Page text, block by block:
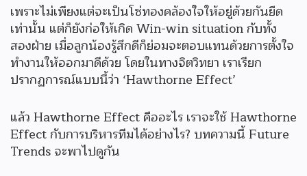
เพราะไม่เพียงแต่จะเป็นโซ่ทองคล้องใจให้อยู่ด้วยกันยืด
เท่านั้น แต่ก็ยังก่อให้เกิด Win-win situation กับทั้ง
สองฝ่าย เมื่อลูกน้องรู้สึกดีก็ย่อมจะตอบแทนด้วยการตั้งใจ
ทำงานให้ออกมาดีด้วย โดยในทางจิตวิทยา เราเรียก
ปรากฏการณ์แบบนี้ว่า ‘Hawthorne Effect’
แล้ว Hawthorne Effect คืออะไร เราจะใช้ Hawthorne
Effect กับการบริหารทีมได้อย่างไร? บทความนี้ Future
Trends จะพาไปดูกัน